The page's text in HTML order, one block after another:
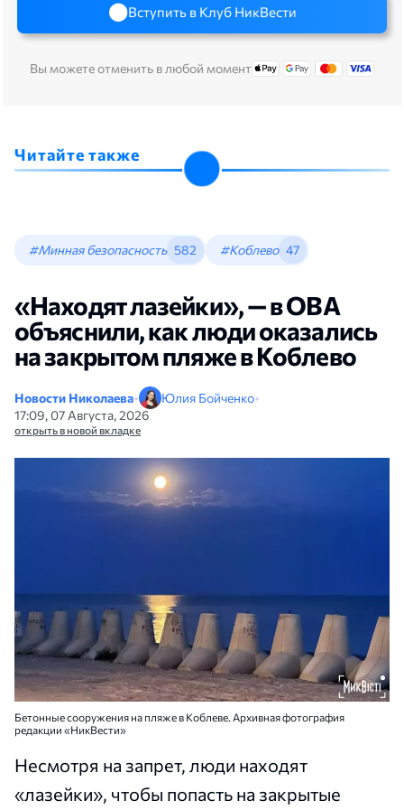
Вступить в Клуб НикВести
Вы можете отменить в любой момент
Читайте также
#Минная безопасность 582 #Коблево 47
«Находят лазейки», — в ОВА
объяснили, как люди оказались
на закрытом пляже в Коблево
Новости Николаева• Юлия Бойченко•
17:09, 07 Августа, 2026
открыть в новой вкладке
Бетонные сооружения на пляже в Коблеве. Архивная фотография
редакции «НикВести»
Несмотря на запрет, люди находят
«лазейки», чтобы попасть на закрытые